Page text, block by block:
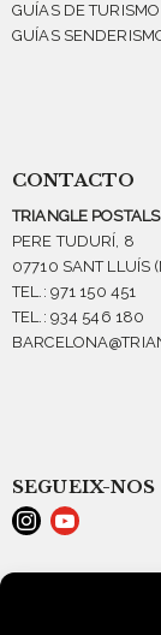
GUÍAS DE
GUÍAS
CONTACTO
TRIANGLE
PERE TUDURÍ, 8
07710 SANT LLUÍS
TEL.: 971 150 451
TEL.: 934 546 180
SEGUEIX-NOS
POLÍTICA DE